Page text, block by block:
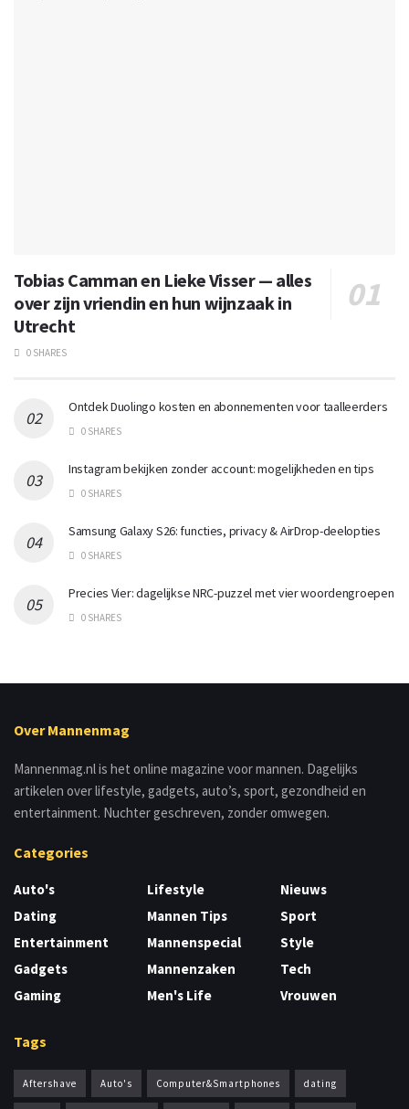
Tobias Camman en Lieke Visser — alles
over zijn vriendin en hun wijnzaak in
Utrecht
0 SHARES
Ontdek Duolingo kosten en abonnementen voor taalleerders
0 SHARES
Instagram bekijken zonder account: mogelijkheden en tips
0 SHARES
Samsung Galaxy S26: functies, privacy & AirDrop-deelopties
0 SHARES
Precies Vier: dagelijkse NRC-puzzel met vier woordengroepen
0 SHARES
Over Mannenmag
Mannenmag.nl is het online magazine voor mannen. Dagelijks
artikelen over lifestyle, gadgets, auto’s, sport, gezondheid en
entertainment. Nuchter geschreven, zonder omwegen.
Categories
Auto's
Dating
Entertainment
Gadgets
Gaming
Lifestyle
Mannen Tips
Mannenspecial
Mannenzaken
Men's Life
Nieuws
Sport
Style
Tech
Vrouwen
Tags
Aftershave Auto's Computer&Smartphones dating